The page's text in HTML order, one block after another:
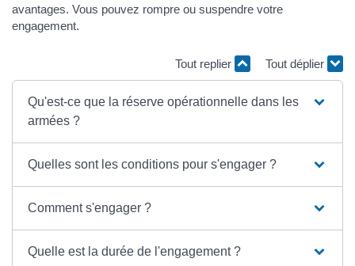
avantages. Vous pouvez rompre ou suspendre votre
engagement.
Tout replier Tout déplier
Qu'est-ce que la réserve opérationnelle dans les
armées ?
Quelles sont les conditions pour s'engager ?
Comment s'engager ?
Quelle est la durée de l'engagement ?